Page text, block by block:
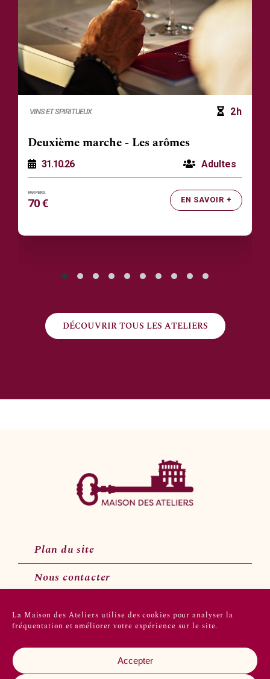
La Maison des Ateliers utilise des cookies pour analyser la
fréquentation et améliorer votre expérience sur le site.
Accepter
VINS ET SPIRITUEUX 2h
Deuxième marche - Les arômes
Adultes
31.10.26
EN SAVOIR +
70 €
DÉCOUVRIR TOUS LES ATELIERS
Plan du site
Nous contacter